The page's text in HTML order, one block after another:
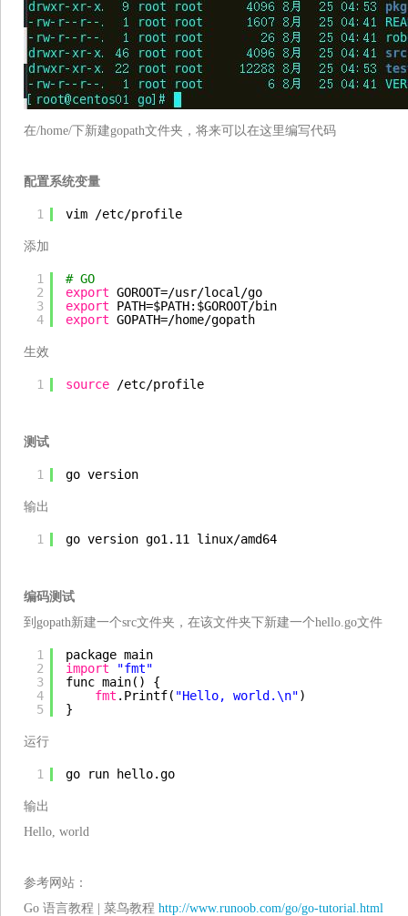
在/home/下新建gopath文件夹，将来可以在这里编写代码
配置系统变量
1 vim /etc/profile
添加
1
2
3
4
# GO
export GOROOT=/usr/local/go
export
PATH=$PATH:$GOROOT/bin
export GOPATH=/home/gopath
生效
1 source /etc/profile
测试
1 go version
输出
1 go version go1.11 linux/amd64
编码测试
到gopath新建一个src文件夹，在该文件夹下新建一个hello.go文件
1
2
3
4
5
package main
import
"fmt"
func main() {
fmt .Printf( "Hello, world.\n")
}
运行
1 go run hello.go
输出
Hello, world
参考网站：
Go 语言教程 | 菜鸟教程 http://www.runoob.com/go/go-tutorial.html